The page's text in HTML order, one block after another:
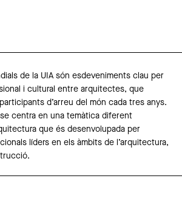
de la UIA són esdeveniments clau per
i cultural entre arquitectes, que
d’arreu del món cada tres anys.
centra en una temàtica diferent
que és desenvolupada per
líders en els àmbits de l’arquitectura,